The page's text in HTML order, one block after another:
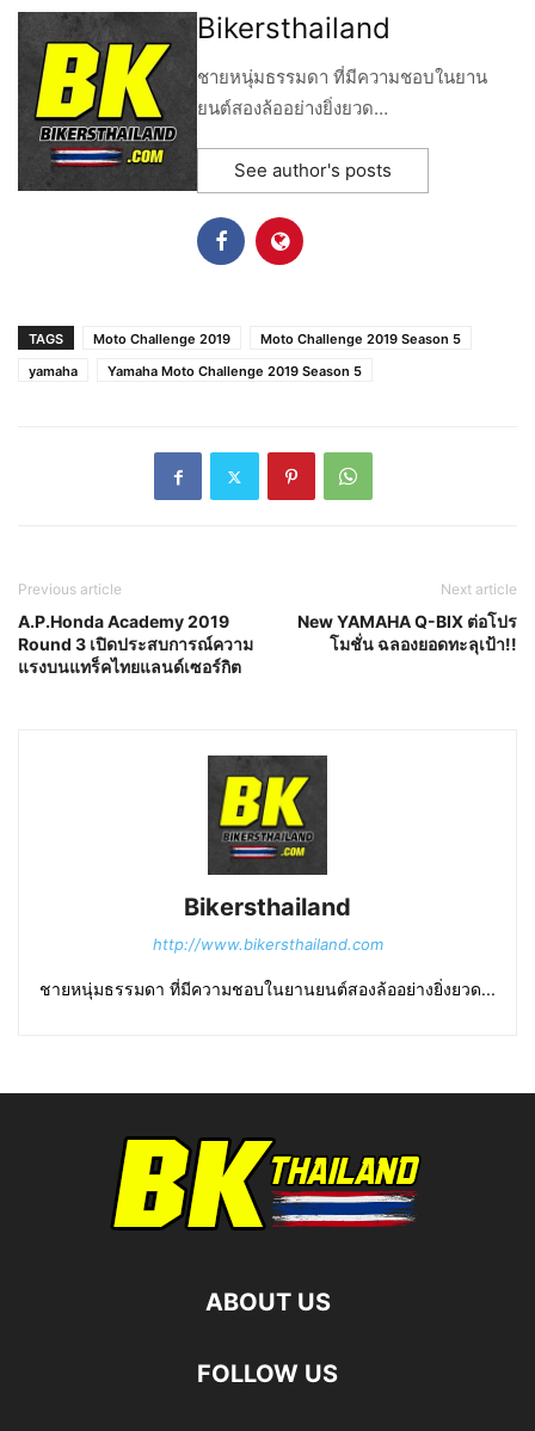
Bikersthailand
ชายหนุ่มธรรมดา ที่มีความชอบในยาน
ยนต์สองล้ออย่างยิ่งยวด…
See author's posts
TAGS Moto Challenge 2019
Moto Challenge 2019 Season 5
yamaha
Yamaha Moto Challenge 2019 Season 5
Previous article
A.P.Honda Academy 2019
Round 3 เปิดประสบการณ์ความ
แรงบนแทร็คไทยแลนด์เซอร์กิต
Next article
New YAMAHA Q-BIX ต่อโปร
โมชั่น ฉลองยอดทะลุเป้า!!
Bikersthailand
http://www.bikersthailand.com
ชายหนุ่มธรรมดา ที่มีความชอบในยานยนต์สองล้ออย่างยิ่งยวด...
ABOUT US
FOLLOW US